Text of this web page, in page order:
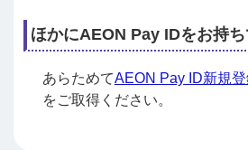
ほかにAEON Pay IDをお持
あらためてAEON Pay ID新規
をご取得ください。